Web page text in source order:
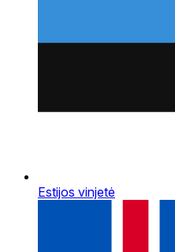
Estijos vinjetė